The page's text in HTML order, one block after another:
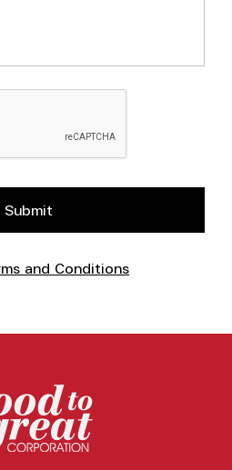
and Conditions